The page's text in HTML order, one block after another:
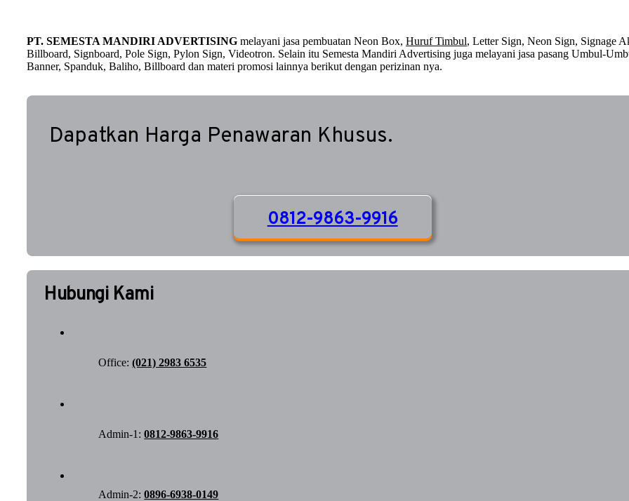
PT. SEMESTA MANDIRI ADVERTISINGmelayani jasa pembuatan Neon Box, Huruf Timbul, Letter Sign, Neon Sign, Signage
Billboard, Signboard, Pole Sign, Pylon Sign, Videotron. Selain itu Semesta Mandiri Advertising juga melayani jasa pasang Umbul-
Banner, Spanduk, Baliho, Billboard dan materi promosi lainnya berikut dengan perizinan nya.
Dapatkan Harga Penawaran Khusus.
0812-9863-9916
Hubungi Kami
Office:(021) 2983 6535
Admin-1:0812-9863-9916
Admin-2:0896-6938-0149